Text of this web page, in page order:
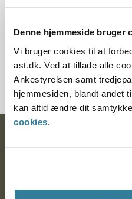
Denne hjemmeside bruger
Vi bruger cookies til at
ast.dk. Ved at tillade alle
Ankestyrelsen samt
hjemmesiden, blandt andet
kan altid ændre dit
cookies.
Journalnummer
20903-91
Nytorv 7, 2. sal